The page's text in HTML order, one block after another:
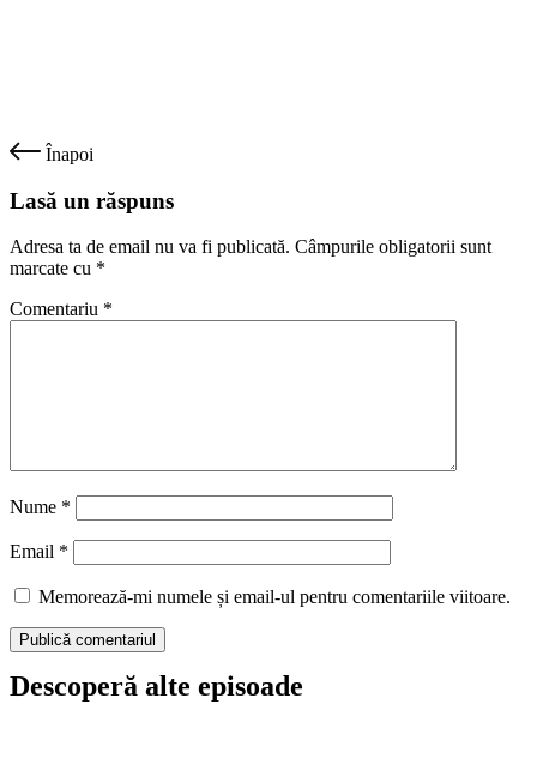
Înapoi
Lasă un răspuns
Adresa ta de email nu va fi publicată. Câmpurile obligatorii sunt
marcate cu *
Comentariu *
Nume *
Email *
Memorează-mi numele și email-ul pentru comentariile viitoare.
Descoperă alte episoade